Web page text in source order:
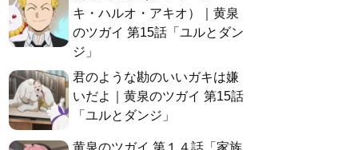
キ・ハルオ・アキオ）｜黄泉
のツガイ 第15話「ユルとダン
ジ」
君のような勘のいいガキは嫌
いだよ｜黄泉のツガイ 第15話
「ユルとダンジ」
黄泉のツガイ 第１４話「家族